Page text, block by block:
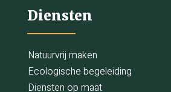
Diensten
Natuurvrij maken
Ecologische begeleiding
Diensten op maat